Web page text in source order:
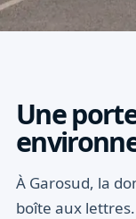
Une
À Garosud, la
boîte aux lettres.